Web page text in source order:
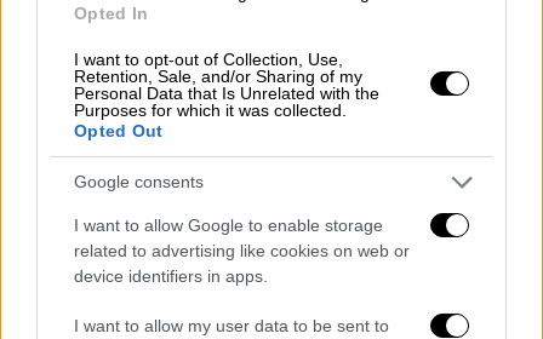
Opted In
I want to opt-out of Collection, Use,
Retention, Sale, and/or Sharing of my
Personal Data that Is Unrelated with the
Purposes for which it was collected.
Opted Out
Google consents
I want to allow Google to enable storage
related to advertising like cookies on web or
device identifiers in apps.
I want to allow my user data to be sent to
αθωότητα της κατηγορουμένης μας θα
αντιμετωπίσουμε με ψυχραιμία
», αναφέρουν
στη δήλωσή τους.
Italy's top influencer Chiara Ferragni
faces trial over 'Pandoro gate'
https://t.co/OLfW324aWm
— euronews (@euronews)